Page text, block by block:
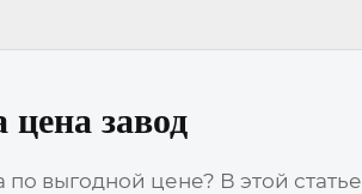
завод
выгодной цене? В этой